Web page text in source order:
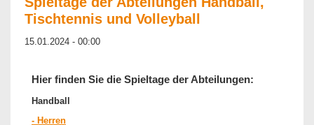
Tischtennis und Volleyball
15.01.2024 - 00:00
Hier finden Sie die Spieltage der Abteilungen:
Handball
- Herren